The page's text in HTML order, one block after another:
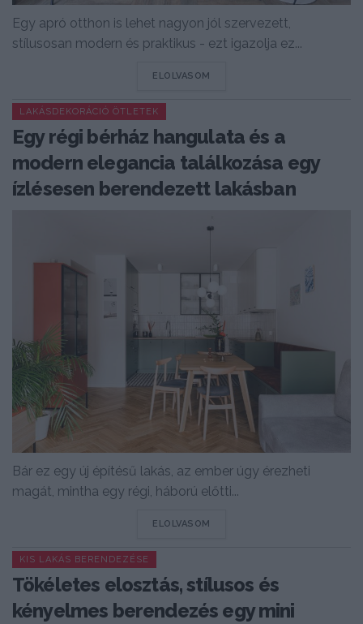
Egy apró otthon is lehet nagyon jól szervezett,
stílusosan modern és praktikus - ezt igazolja ez...
ELOLVASOM
LAKÁSDEKORÁCIÓ ÖTLETEK
Egy régi bérház hangulata és a
modern elegancia találkozása egy
ízlésesen berendezett lakásban
Bár ez egy új építésű lakás, az ember úgy érezheti
magát, mintha egy régi, háború előtti...
ELOLVASOM
KIS LAKÁS BERENDEZÉSE
Tökéletes elosztás, stílusos és
kényelmes berendezés egy mini